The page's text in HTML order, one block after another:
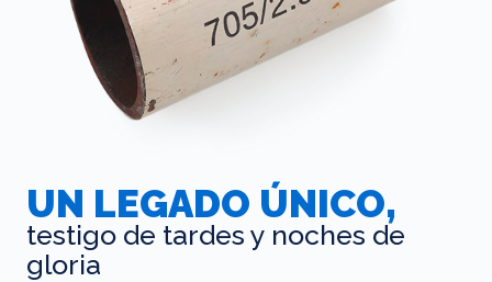
UN LEGADO ÚNICO,
testigo de tardes y noches de
gloria